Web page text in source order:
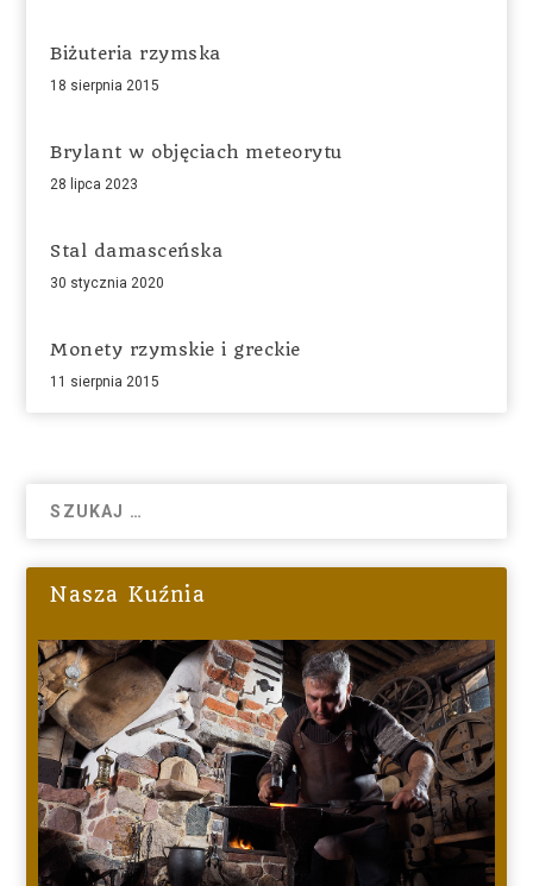
Biżuteria rzymska
18 sierpnia 2015
Brylant w objęciach meteorytu
28 lipca 2023
Stal damasceńska
30 stycznia 2020
Monety rzymskie i greckie
11 sierpnia 2015
Nasza Kuźnia